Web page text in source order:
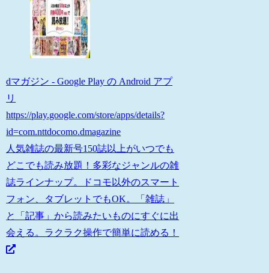
dマガジン - Google Play の Android アプ
リ
https://play.google.com/store/apps/details?
id=com.nttdocomo.dmagazine
人気雑誌の最新号150誌以上がいつでも
どこでも読み放題！多彩なジャンルの雑
誌ラインナップ。ドコモ以外のスマート
フォン、タブレットでもOK。「雑誌」
と「記事」から読みたいものにすぐに出
会える。ラクラク操作で簡単に読める！